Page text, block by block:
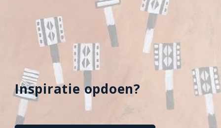
Inspiratie opdoen?